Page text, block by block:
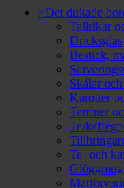
>Det dukade
Tallrikar
Dricksglas
Bestick,
Skålar
Karotter
Terriner
Te/
Te- och